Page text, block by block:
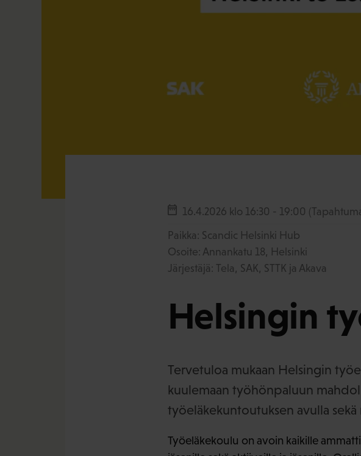
16.4.2026 klo 16:30 - 19:00
Paikka: Scandic Helsinki Hub
Osoite: Annankatu 18, Helsinki
Järjestäjä: Tela, SAK, STTK ja Akava
Helsingin
Tervetuloa mukaan Helsingin
kuulemaan työhönpaluun
työeläkekuntoutuksen avulla
Työeläkekoulu on avoin kaikille